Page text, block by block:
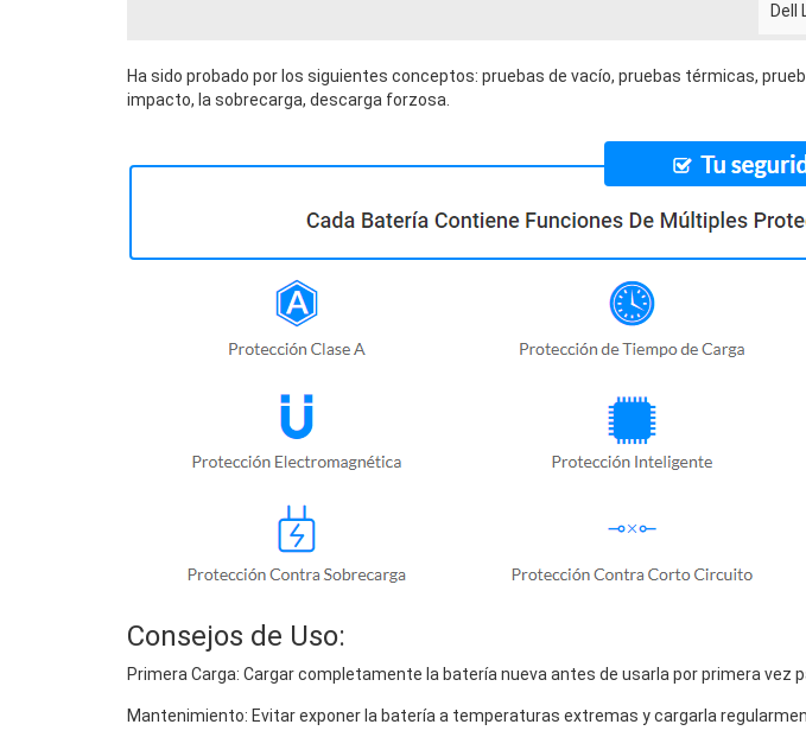
Dell
Ha sido probado por los siguientes conceptos: pruebas de vacío, pruebas térmicas,
impacto, la sobrecarga, descarga forzosa.
Consejos de Uso:
Primera Carga: Cargar completamente la batería nueva antes de usarla por primera vez
Mantenimiento: Evitar exponer la batería a temperaturas extremas y cargarla